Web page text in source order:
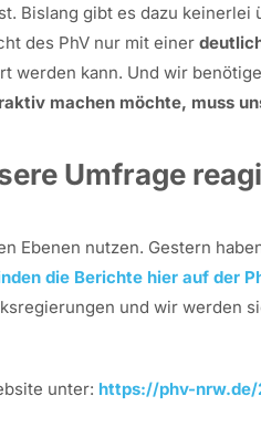
Bislang gibt es dazu keinerlei
des PhV nur mit einer
werden kann. Und wir
machen möchte, muss
Umfrage
Ebenen nutzen. Gestern
die Berichte hier auf der
und wir werden
unter: https://phv-